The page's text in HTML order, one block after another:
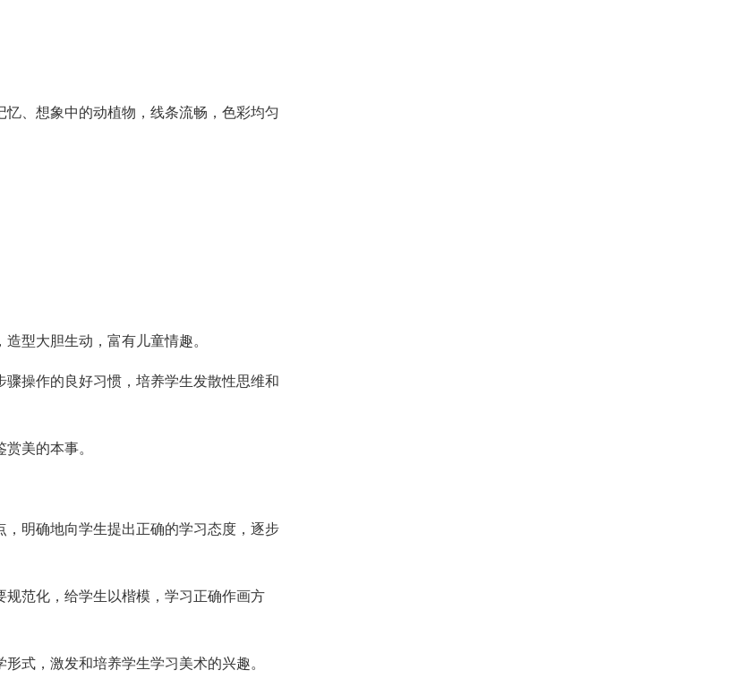
、想象中的动植物，线条流畅，色彩均匀
型大胆生动，富有儿童情趣。
操作的良好习惯，培养学生发散性思维和
美的本事。
明确地向学生提出正确的学习态度，逐步
范化，给学生以楷模，学习正确作画方
式，激发和培养学生学习美术的兴趣。